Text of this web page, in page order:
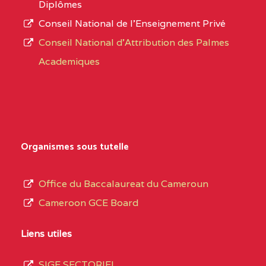
EXTREME-
NORD
0EI1TEFD100495110
NORD
KOUSSERI
L’offre
d’éducation
de
du
Diplômes
Conseil National de l’Enseignement Privé
Conseil National d'Attribution des Palmes
Academiques
Organismes sous tutelle
Office du Baccalaureat du Cameroun
Cameroon GCE Board
Liens utiles